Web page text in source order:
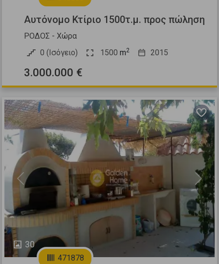
Αυτόνομο Κτίριο 1500τ.μ. προς πώληση
ΡΟΔΟΣ - Χώρα
0 (Ισόγειο)
1500 m2 2015
3.000.000 €
30
Previous Next
471878